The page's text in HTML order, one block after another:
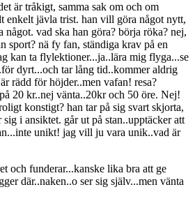
är tråkigt, samma sak om och om
enkelt jävla trist. han vill göra något nytt,
något. vad ska han göra? börja röka? nej,
sport? nä fy fan, ständiga krav på en
kan ta flylektioner...ja..lära mig flyga...se
dyrt...och tar lång tid..kommer aldrig
rädd för höjder..men vafan! resa?
20 kr..nej vänta..20kr och 50 öre. Nej!
konstigt? han tar på sig svart skjorta,
i ansiktet. går ut på stan..upptäcker att
unikt! jag vill ju vara unik..vad är
och funderar...kanske lika bra att ge
där..naken..o ser sig själv...men vänta